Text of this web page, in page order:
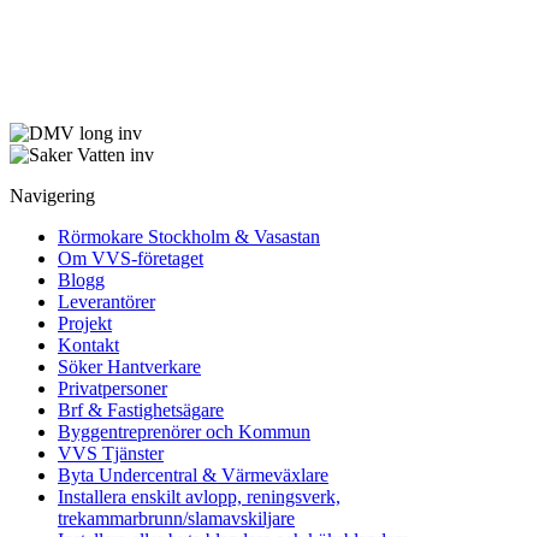
Navigering
Rörmokare Stockholm & Vasastan
Om VVS-företaget
Blogg
Leverantörer
Projekt
Kontakt
Söker Hantverkare
Privatpersoner
Brf & Fastighetsägare
Byggentreprenörer och Kommun
VVS Tjänster
Byta Undercentral & Värmeväxlare
Installera enskilt avlopp, reningsverk,
trekammarbrunn/slamavskiljare